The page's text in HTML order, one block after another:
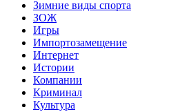
Зимние виды спорта
ЗОЖ
Игры
Импортозамещение
Интернет
Истории
Компании
Криминал
Культура